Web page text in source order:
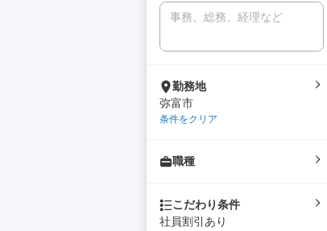
勤務地
弥富市
条件をクリア
職種
こだわり条件
社員割引あり